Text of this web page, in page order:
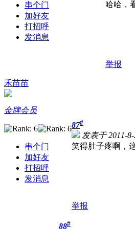
串个门
加好友
打招呼
发消息
哈哈，
举报
禾苗苗
金牌会员
串个门
加好友
打招呼
发消息
87#
发表于 2011-
笑得肚子疼啊，
举报
88#